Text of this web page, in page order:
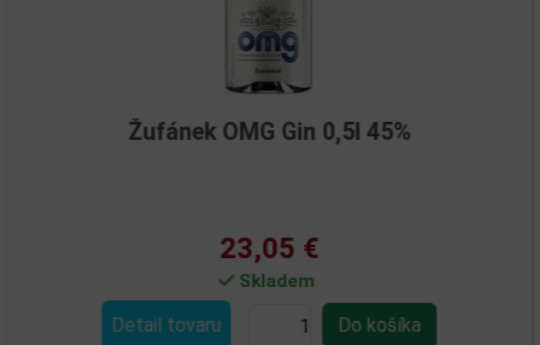
Žufánek OMG Gin 0,5l 45%
Detail tovaru